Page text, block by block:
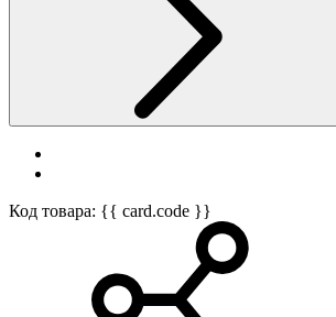
Код товара: {{ card.code }}